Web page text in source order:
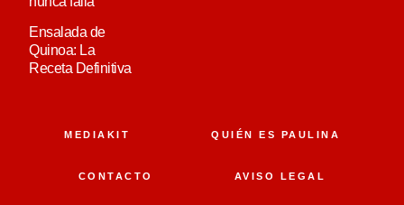
Ensalada de
Quinoa: La
Receta Definitiva
MEDIAKIT QUIÉN ES PAULINA
CONTACTO AVISO LEGAL